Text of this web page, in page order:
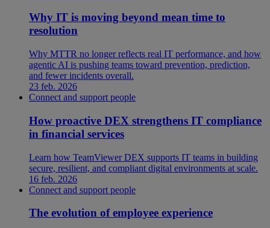
Why IT is moving beyond mean time to
resolution
Why MTTR no longer reflects real IT performance, and how
agentic AI is pushing teams toward prevention, prediction,
and fewer incidents overall.
23 feb. 2026
Connect and support people
How proactive DEX strengthens IT compliance
in financial services
Learn how TeamViewer DEX supports IT teams in building
secure, resilient, and compliant digital environments at scale.
16 feb. 2026
Connect and support people
The evolution of employee experience